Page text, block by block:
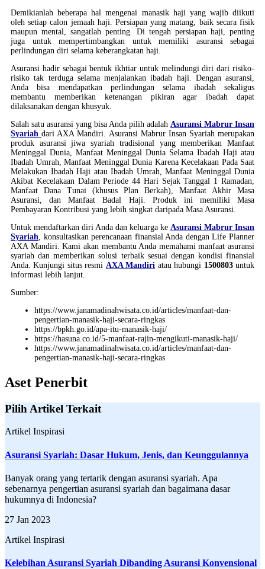
Demikianlah beberapa hal mengenai manasik haji yang wajib diikuti
oleh setiap calon jemaah haji. Persiapan yang matang, baik secara fisik
maupun mental, sangatlah penting. Di tengah persiapan haji, penting
juga untuk mempertimbangkan untuk memiliki asuransi sebagai
perlindungan diri selama keberangkatan haji.
Asuransi hadir sebagai bentuk ikhtiar untuk melindungi diri dari risiko-
risiko tak terduga selama menjalankan ibadah haji. Dengan asuransi,
Anda bisa mendapatkan perlindungan selama ibadah sekaligus
membantu memberikan ketenangan pikiran agar ibadah dapat
dilaksanakan dengan khusyuk.
Salah satu asuransi yang bisa Anda pilih adalah Asuransi Mabrur Insan
Syariahdari AXA Mandiri. Asuransi Mabrur Insan Syariah merupakan
produk asuransi jiwa syariah tradisional yang memberikan Manfaat
Meninggal Dunia, Manfaat Meninggal Dunia Selama Ibadah Haji atau
Ibadah Umrah, Manfaat Meninggal Dunia Karena Kecelakaan Pada Saat
Melakukan Ibadah Haji atau Ibadah Umrah, Manfaat Meninggal Dunia
Akibat Kecelakaan Dalam Periode 44 Hari Sejak Tanggal 1 Ramadan,
Manfaat Dana Tunai (khusus Plan Berkah), Manfaat Akhir Masa
Asuransi, dan Manfaat Badal Haji. Produk ini memiliki Masa
Pembayaran Kontribusi yang lebih singkat daripada Masa Asuransi.
Untuk mendaftarkan diri Anda dan keluarga ke Asuransi Mabrur Insan
Syariah , konsultasikan perencanaan finansial Anda dengan Life Planner
AXA Mandiri. Kami akan membantu Anda memahami manfaat asuransi
syariah dan memberikan solusi terbaik sesuai dengan kondisi finansial
Anda. Kunjungi situs resmi AXA Mandiri atau hubungi 1500803untuk
informasi lebih lanjut.
Sumber:
https://www.janamadinahwisata.co.id/articles/manfaat-dan-
pengertian-manasik-haji-secara-ringkas
https://bpkh.go.id/apa-itu-manasik-haji/
https://hasuna.co.id/5-manfaat-rajin-mengikuti-manasik-haji/
https://www.janamadinahwisata.co.id/articles/manfaat-dan-
pengertian-manasik-haji-secara-ringkas
Aset Penerbit
Pilih Artikel Terkait
Artikel Inspirasi
Asuransi Syariah: Dasar Hukum, Jenis, dan Keunggulannya
Banyak orang yang tertarik dengan asuransi syariah. Apa
sebenarnya pengertian asuransi syariah dan bagaimana dasar
hukumnya di Indonesia?
27 Jan 2023
Artikel Inspirasi
Kelebihan Asuransi Syariah Dibanding Asuransi Konvensional